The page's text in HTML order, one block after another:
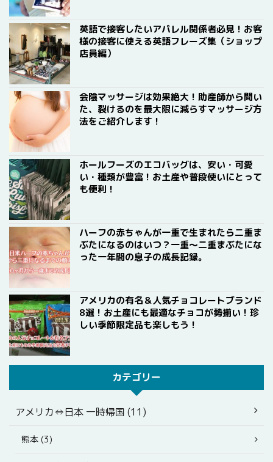
英語で接客したいアパレル関係者必見！お客
様の接客に使える英語フレーズ集（ショップ
店員編）
会陰マッサージは効果絶大！助産師から聞い
た、裂けるのを最大限に減らすマッサージ方
法をご紹介します！
ホールフーズのエコバッグは、安い・可愛
い・種類が豊富！お土産や普段使いにとって
も便利！
ハーフの赤ちゃんが一重で生まれたら二重ま
ぶたになるのはいつ？一重〜二重まぶたにな
った一年間の息子の成長記録。
アメリカの有名＆人気チョコレートブランド
8選！お土産にも最適なチョコが勢揃い！珍
しい季節限定品も楽しもう！
カテゴリー
アメリカ⇔日本 一時帰国 (11)
熊本 (3)